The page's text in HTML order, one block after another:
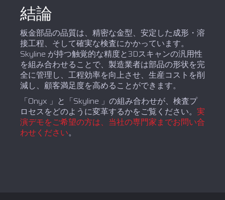
結論
板金部品の品質は、精密な金型、安定した成形・溶
接工程、そして確実な検査にかかっています。
Skyline が持つ触覚的な精度と3Dスキャンの汎用性
を組み合わせることで、製造業者は部品の形状を完
全に管理し、工程効率を向上させ、生産コストを削
減し、顧客満足度を高めることができます。
「Onyx 」と「Skyline 」の組み合わせが、検査プ
ロセスをどのように変革するかをご覧ください。 実
演デモをご希望の方は、当社の専門家までお問い合
わせください。